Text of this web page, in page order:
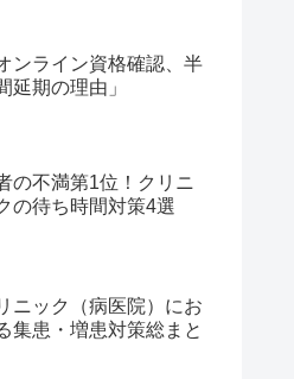
オンライン資格確認、半
延期の理由」
の不満第1位！クリニ
の待ち時間対策4選
ニック（病医院）にお
集患・増患対策総まと